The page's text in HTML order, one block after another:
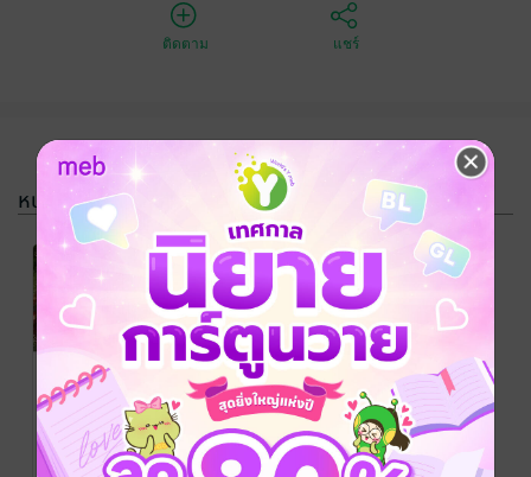
ติดตาม แชร์
หนังสือรวมชุด
SET นางร้ายก
ลับใจหมด